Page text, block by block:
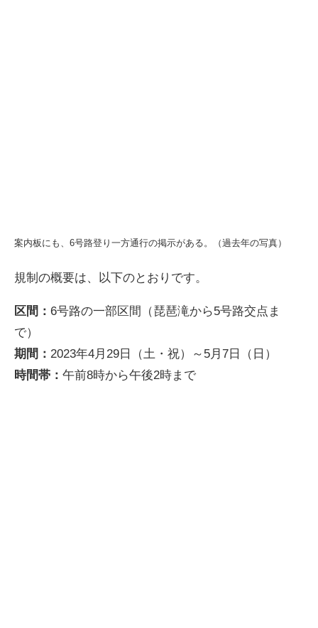
案内板にも、6号路登り一方通行の掲示がある。（過去年の写真）
規制の概要は、以下のとおりです。
区間： 6号路の一部区間（琵琶滝から5号路交点ま
で）
期間： 2023年4月29日（土・祝）～5月7日（日）
時間帯： 午前8時から午後2時まで